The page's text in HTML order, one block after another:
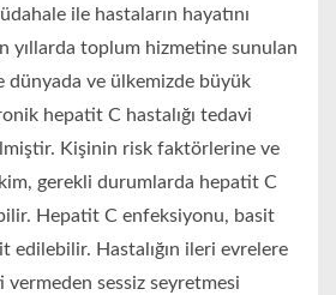
ile hastaların hayatını
yıllarda toplum hizmetine sunulan
ve ülkemizde büyük
hepatit C hastalığı tedavi
Kişinin risk faktörlerine ve
gerekli durumlarda hepatit C
Hepatit C enfeksiyonu, basit
edilebilir. Hastalığın ileri evrelere
vermeden sessiz seyretmesi